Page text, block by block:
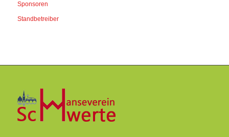
Sponsoren
Standbetreiber